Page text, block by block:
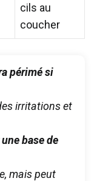
cils au
coucher
périmé si
irritations et
base de
mais peut